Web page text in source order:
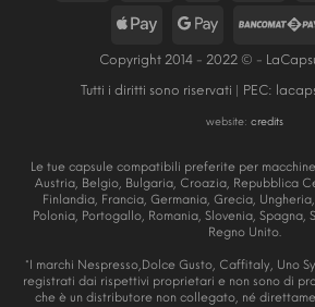
Copyright 2014 - 2022 © -
Tutti i diritti sono riservati | PEC:
website: credits
Le tue capsule compatibili preferite per
Austria, Belgio, Bulgaria, Croazia, Repubblica
Finlandia, Francia, Germania, Grecia,
Polonia, Portogallo, Romania, Slovenia, Spagna,
Regno Unito.
*I marchi Nespresso,Dolce Gusto, Caffitaly, Uno
registrati dai rispettivi proprietari e non sono di
che è un distributore non collegato, né